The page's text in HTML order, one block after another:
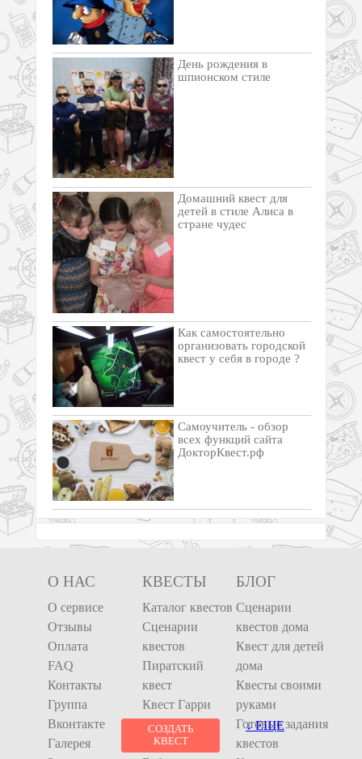
СОЗДАТЬ
КВЕСТ
↓ ЕЩЕ
День рождения в
шпионском стиле
Домашний квест для
детей в стиле Алиса в
стране чудес
Как самостоятельно
организовать городской
квест у себя в городе ?
Самоучитель - обзор
всех функций сайта
ДокторКвест.рф
О НАС
О сервисе
Отзывы
Оплата
FAQ
Контакты
Группа
Вконтакте
Галерея
КВЕСТЫ
Каталог квестов
Сценарии
квестов
Пиратский
квест
Квест Гарри
Поттер
Квест Спанч
БЛОГ
Сценарии
квестов дома
Квест для детей
дома
Квесты своими
руками
Готовые задания
квестов